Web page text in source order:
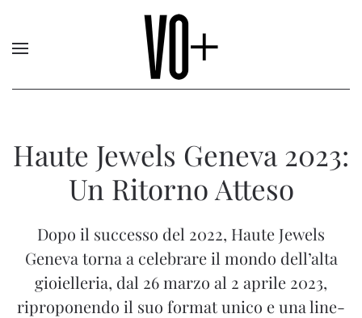
Haute Jewels Geneva 2023:
Un Ritorno Atteso
Dopo il successo del 2022, Haute Jewels
Geneva torna a celebrare il mondo dell’alta
gioielleria, dal 26 marzo al 2 aprile 2023,
riproponendo il suo format unico e una line-